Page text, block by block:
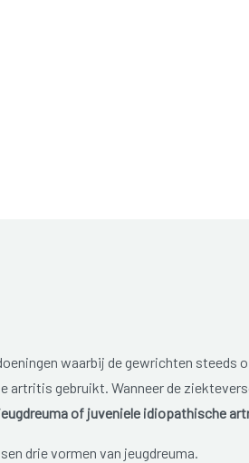
waarbij de gewrichten steeds
artritis gebruikt. Wanneer de
of juveniele idiopathische
drie vormen van jeugdreuma.